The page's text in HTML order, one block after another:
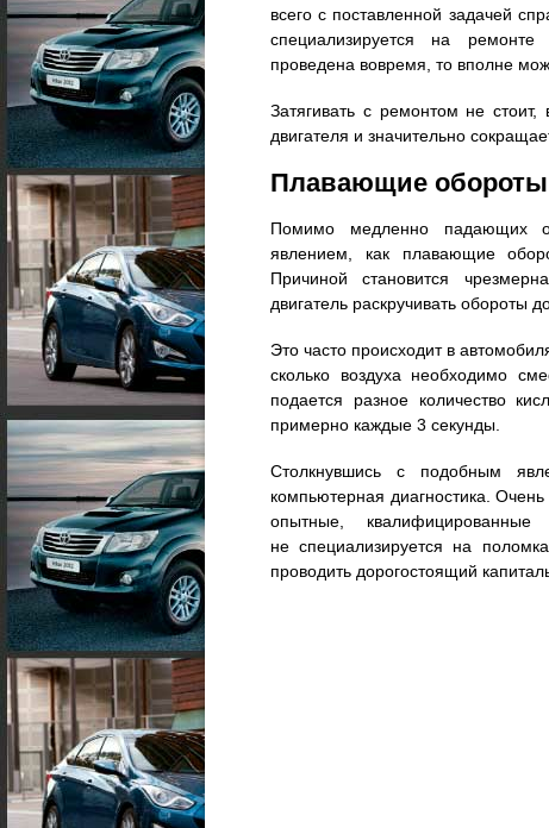
всего с поставленной задачей
специализируется на
проведена вовремя, то вполне
Затягивать с ремонтом не
двигателя и значительно
Плавающие обороты
Помимо медленно падающих
явлением, как плавающие
Причиной становится
двигатель раскручивать обороты
Это часто происходит в
сколько воздуха необходимо
подается разное количество
примерно каждые 3 секунды.
Столкнувшись с подобным
компьютерная диагностика.
опытные,
не специализируется на
проводить дорогостоящий